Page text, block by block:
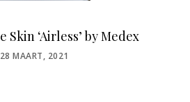
Skin ‘Airless’ by Medex
POSTED
28 MAART, 2021